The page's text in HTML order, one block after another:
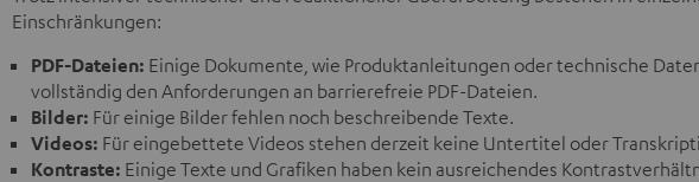
Einschränkungen:
PDF-Dateien: Einige Dokumente, wie Produktanleitungen oder technische
vollständig den Anforderungen an barrierefreie PDF-Dateien.
Bilder: Für einige Bilder fehlen noch beschreibende Texte.
Videos: Für eingebettete Videos stehen derzeit keine Untertitel oder
Kontraste: Einige Texte und Grafiken haben kein ausreichendes